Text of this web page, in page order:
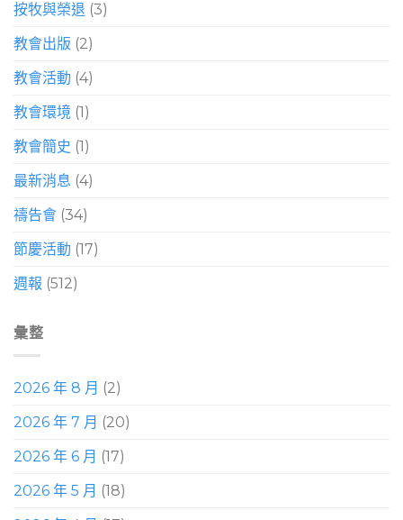
按牧與榮退 (3)
教會出版 (2)
教會活動 (4)
教會環境 (1)
教會簡史 (1)
最新消息 (4)
禱告會 (34)
節慶活動 (17)
週報 (512)
彙整
2026 年 8 月 (2)
2026 年 7 月 (20)
2026 年 6 月 (17)
2026 年 5 月 (18)